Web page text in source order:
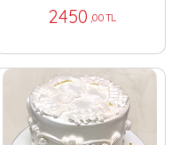
2450 ,00 TL